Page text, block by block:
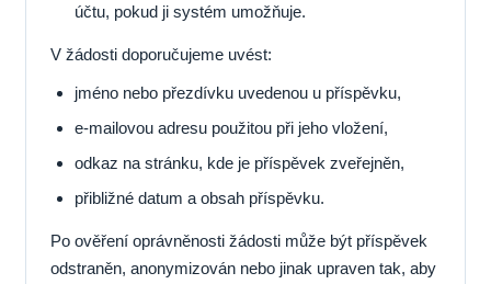
účtu, pokud ji systém umožňuje.
V žádosti doporučujeme uvést:
jméno nebo přezdívku uvedenou u příspěvku,
e-mailovou adresu použitou při jeho vložení,
odkaz na stránku, kde je příspěvek zveřejněn,
přibližné datum a obsah příspěvku.
Po ověření oprávněnosti žádosti může být příspěvek
odstraněn, anonymizován nebo jinak upraven tak, aby